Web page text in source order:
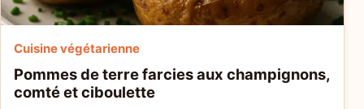
Cuisine végétarienne
Pommes de terre farcies aux champignons,
comté et ciboulette